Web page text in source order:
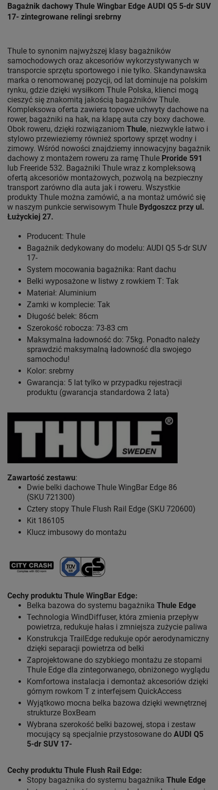
Bagażnik dachowy Thule Wingbar Edge AUDI Q5 5-dr SUV
17- zintegrowane relingi srebrny
Thule to synonim najwyższej klasy bagażników
samochodowych oraz akcesoriów wykorzystywanych w
transporcie sprzętu sportowego i nie tylko. Skandynawska
marka o renomowanej pozycji, od lat dominuje na polskim
rynku, gdzie dzięki wysiłkom Thule Polska, klienci mogą
cieszyć się znakomitą jakością bagażników Thule.
Kompleksowa oferta zawiera topowe uchwyty dachowe na
rower, bagażniki na hak, na klapę auta czy boxy dachowe.
Obok roweru, dzięki rozwiązaniom Thule, niezwykle łatwo i
stylowo przewieziemy również sportowy sprzęt wodny i
zimowy. Wśród nowości znajdziemy innowacyjny bagażnik
dachowy z montażem roweru za ramę Thule Proride 591
lub Freeride 532. Bagażniki Thule wraz z kompleksową
ofertą akcesoriów montażowych, pozwolą na bezpieczny
transport zarówno dla auta jak i roweru. Wszystkie
produkty Thule można zamówić, a na montaż umówić się
w naszym punkcie serwisowym Thule Bydgoszcz przy ul.
Łużyckiej 27.
Producent: Thule
Bagażnik dedykowany do modelu: AUDI Q5 5-dr SUV
17-
System mocowania bagażnika: Rant dachu
Belki wyposażone w listwy z rowkiem T: Tak
Materiał: Aluminium
Zamki w komplecie: Tak
Długość belek: 86cm
Szerokość robocza: 73-83 cm
Maksymalna ładowność do: 75kg. Ponadto należy
sprawdzić maksymalną ładowność dla swojego
samochodu!
Kolor: srebrny
Gwarancja: 5 lat tylko w przypadku rejestracji
produktu (gwarancja standardowa 2 lata)
Zawartość zestawu:
Dwie belki dachowe Thule WingBar Edge 86
(SKU 721300)
Cztery stopy Thule Flush Rail Edge (SKU 720600)
Kit 186105
Klucz imbusowy do montażu
Cechy produktu Thule WingBar Edge:
Belka bazowa do systemu bagażnika Thule Edge
Technologia WindDiffuser, która zmienia przepływ
powietrza, redukuje hałas i zmniejsza zużycie paliwa
Konstrukcja TrailEdge redukuje opór aerodynamiczny
dzięki separacji powietrza od belki
Zaprojektowane do szybkiego montażu ze stopami
Thule Edge dla zintegorwanego, obniżonego wyglądu
Komfortowa instalacja i demontaż akcesoriów dzięki
górnym rowkom T z interfejsem QuickAccess
Wyjątkowo mocna belka bazowa dzięki wewnętrznej
strukturze BoxBeam
Wybrana szerokość belki bazowej, stopa i zestaw
mocujący są specjalnie przystosowane do AUDI Q5
5-dr SUV 17-
Cechy produktu Thule Flush Rail Edge:
Stopy bagażnika do systemu bagażnika Thule Edge